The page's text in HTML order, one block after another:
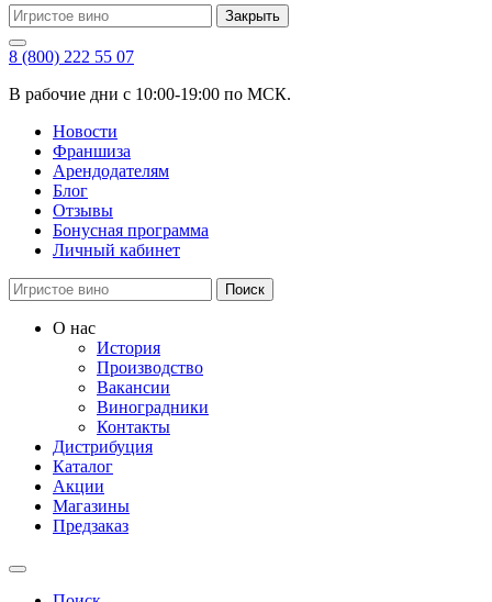
Закрыть
8 (800) 222 55 07
В рабочие дни с 10:00-19:00 по МСК.
Новости
Франшиза
Арендодателям
Блог
Отзывы
Бонусная программа
Личный кабинет
Поиск
О нас
История
Производство
Вакансии
Виноградники
Контакты
Дистрибуция
Каталог
Акции
Магазины
Предзаказ